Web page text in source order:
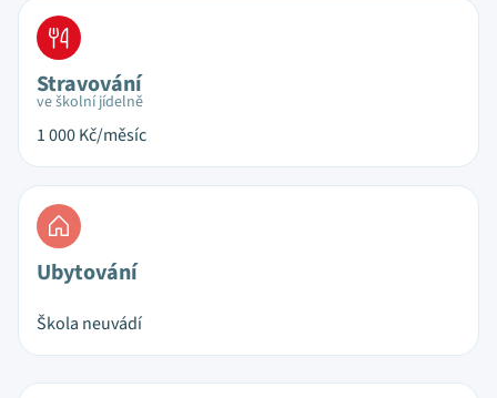
Stravování
ve školní jídelně
1 000Kč/měsíc
Ubytování
Škola neuvádí